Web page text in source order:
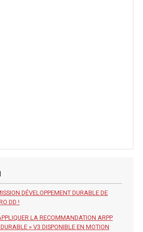
DÉVELOPPEMENT DURABLE DE
DD !
LA RECOMMANDATION ARPP
» V3 DISPONIBLE EN MOTION